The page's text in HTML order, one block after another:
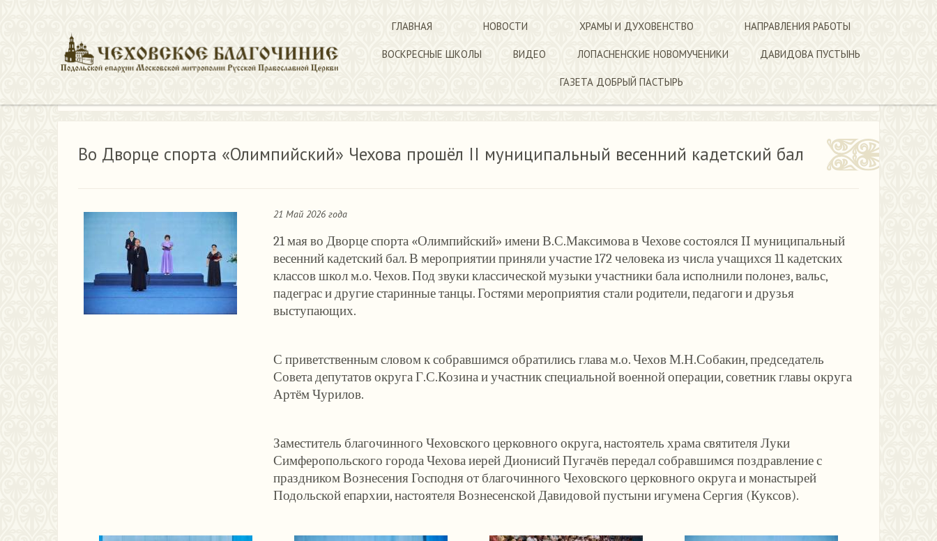
ГЛАВНАЯ НОВОСТИ ХРАМЫ И ДУХОВЕНСТВО НАПРАВЛЕНИЯ РАБОТЫ
ВОСКРЕСНЫЕ ШКОЛЫ ВИДЕО ЛОПАСНЕНСКИЕ НОВОМУЧЕНИКИ ДАВИДОВА ПУСТЫНЬ
ГАЗЕТА ДОБРЫЙ ПАСТЫРЬ
Во Дворце спорта «Олимпийский» Чехова прошёл II муниципальный весенний кадетский бал
21 Май 2026 года
21 мая во Дворце спорта «Олимпийский» имени В.С.Максимова в Чехове состоялся II муниципальный
весенний кадетский бал. В мероприятии приняли участие 172 человека из числа учащихся 11 кадетских
классов школ м.о. Чехов. Под звуки классической музыки участники бала исполнили полонез, вальс,
падеграс и другие старинные танцы. Гостями мероприятия стали родители, педагоги и друзья
выступающих.
С приветственным словом к собравшимся обратились глава м.о. Чехов М.Н.Собакин, председатель
Совета депутатов округа Г.С.Козина и участник специальной военной операции, советник главы округа
Артём Чурилов.
Заместитель благочинного Чеховского церковного округа, настоятель храма святителя Луки
Симферопольского города Чехова иерей Дионисий Пугачёв передал собравшимся поздравление с
праздником Вознесения Господня от благочинного Чеховского церковного округа и монастырей
Подольской епархии, настоятеля Вознесенской Давидовой пустыни игумена Сергия (Куксов).